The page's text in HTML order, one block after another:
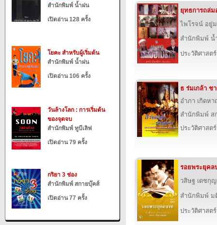
สำนักพิมพ์ น้ำฝน
เปิดอ่าน 128 ครั้ง
โยคะ สำหรับผู้เริ่มต้น
สำนักพิมพ์ น้ำฝน
เปิดอ่าน 106 ครั้ง
วันล้างโลก : การเริ่มต้น
ของจุดจบ
สำนักพิมพ์ ทูบีเลิฟ
เปิดอ่าน 79 ครั้ง
กริยา 3 ช่อง
สำนักพิมพ์ สกายบุ๊คส์
เปิดอ่าน 77 ครั้ง
ยุทธการถล่ม
ไพโรจน์ อยู่
สำนักพิมพ์ น้
ประวัติศาสต
ธ ร่มเกล้า ช
อำภา เกิดห
สำนักพิมพ์ ส
ประวัติศาสต
รอยพระยุคล
วสิษฐ เดชกุ
สำนักพิมพ์ ม
ประวัติศาสต